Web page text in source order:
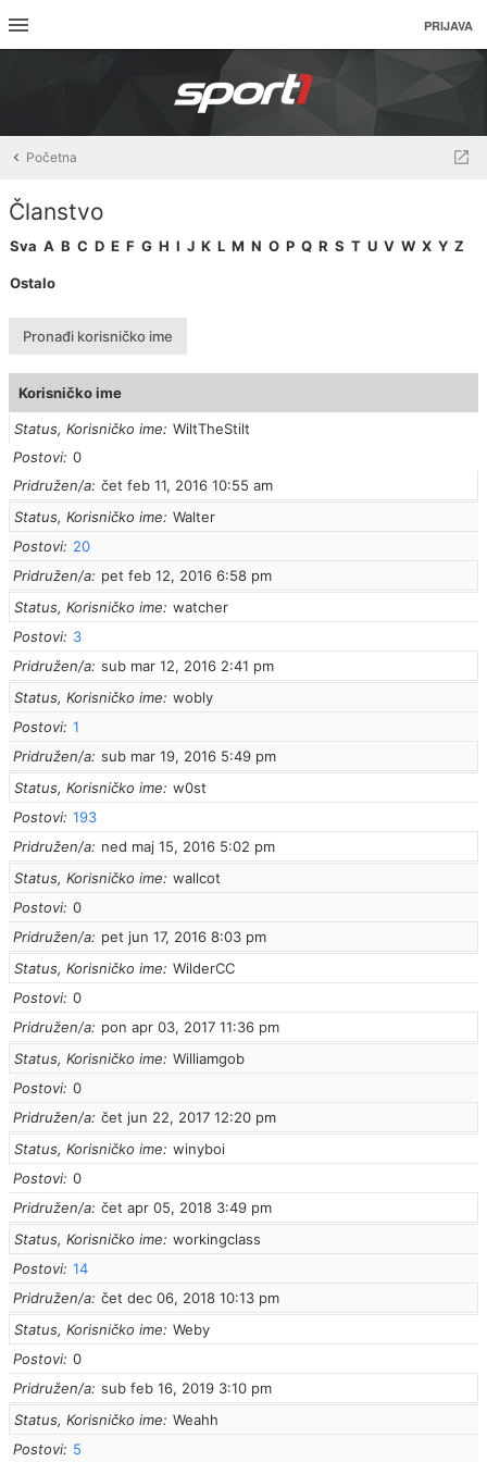
PRIJAVA
Početna
Članstvo
Sva A B C D E F G H I J K L M N O P Q R S T U V W X Y Z
Ostalo
Pronađi korisničko ime
Korisničko ime
Status, Korisničko ime
WiltTheStilt
Postovi 0
Pridružen/a čet feb 11, 2016 10:55 am
Status, Korisničko ime
Walter
Postovi
20
Pridružen/a
pet feb 12, 2016 6:58 pm
Status, Korisničko ime
watcher
Postovi
3
Pridružen/a sub mar 12, 2016 2:41 pm
Status, Korisničko ime
wobly
Postovi 1
Pridružen/a sub mar 19, 2016 5:49 pm
Status, Korisničko ime
w0st
Postovi 193
Pridružen/a
ned maj 15, 2016 5:02 pm
Status, Korisničko ime
wallcot
Postovi 0
Pridružen/a
pet jun 17, 2016 8:03 pm
Status, Korisničko ime
WilderCC
Postovi 0
Pridružen/a
pon apr 03, 2017 11:36 pm
Status, Korisničko ime
Williamgob
Postovi 0
Pridružen/a čet jun 22, 2017 12:20 pm
Status, Korisničko ime
winyboi
Postovi 0
Pridružen/a čet apr 05, 2018 3:49 pm
Status, Korisničko ime
workingclass
Postovi 14
Pridružen/a čet dec 06, 2018 10:13 pm
Status, Korisničko ime
Weby
Postovi 0
Pridružen/a sub feb 16, 2019 3:10 pm
Status, Korisničko ime
Weahh
Postovi
5